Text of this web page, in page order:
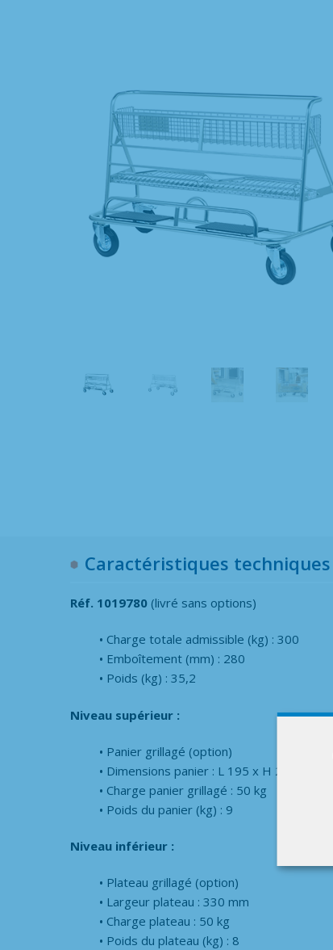
Caractéristiques techniques
Réf. 1019780 (livré sans options)
Charge totale admissible (kg) : 300
Emboîtement (mm) : 280
Poids (kg) : 35,2
Niveau supérieur :
Panier grillagé (option)
Dimensions panier : L 195 x H 200 mm
Charge panier grillagé : 50 kg
Poids du panier (kg) : 9
Niveau inférieur :
Plateau grillagé (option)
Largeur plateau : 330 mm
Charge plateau : 50 kg
Poids du plateau (kg) : 8